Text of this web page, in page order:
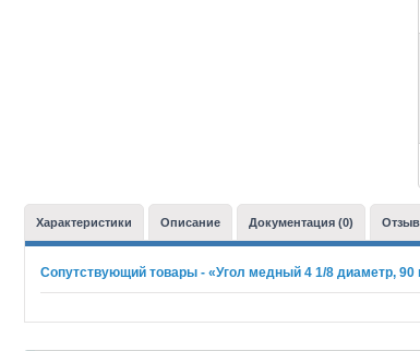
Характеристики Описание Документация (0)
Сопутствующий товары - «Угол медный 4 1/8 диаметр, 90